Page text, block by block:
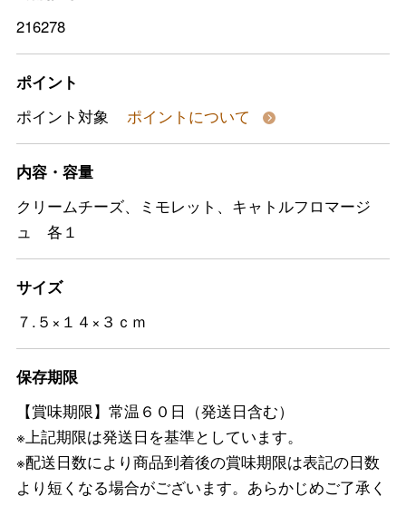
216278
ポイント
ポイント対象
ポイントについて
内容・容量
クリームチーズ、ミモレット、キャトルフロマージ
ュ 各１
サイズ
７.５×１４×３ｃｍ
保存期限
【賞味期限】常温６０日（発送日含む）
※上記期限は発送日を基準としています。
※配送日数により商品到着後の賞味期限は表記の日数
より短くなる場合がございます。あらかじめご了承く